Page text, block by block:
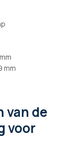
mm
van de
voor